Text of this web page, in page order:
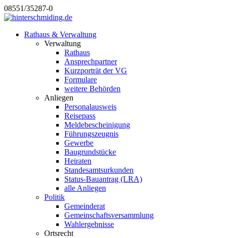
08551/35287-0
Rathaus & Verwaltung
Verwaltung
Rathaus
Ansprechpartner
Kurzporträt der VG
Formulare
weitere Behörden
Anliegen
Personalausweis
Reisepass
Meldebescheinigung
Führungszeugnis
Gewerbe
Baugrundstücke
Heiraten
Standesamtsurkunden
Status-Bauantrag (LRA)
alle Anliegen
Politik
Gemeinderat
Gemeinschaftsversammlung
Wahlergebnisse
Ortsrecht